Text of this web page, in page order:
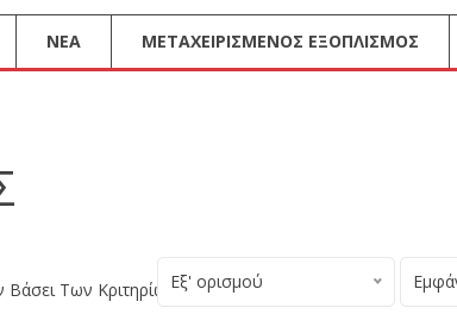
ΝΕΑ ΜΕΤΑΧΕΙΡΙΣΜΕΝΟΣ ΕΞΟΠΛΙΣΜΟΣ
Των ΚριτηρίωνΕξ' ορισμού